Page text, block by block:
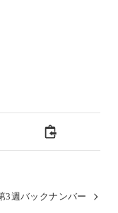
3週バックナンバー